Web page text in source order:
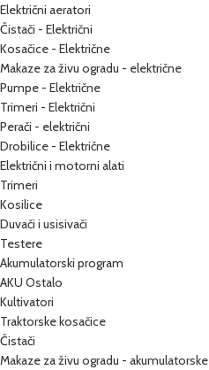
Električni aeratori
Čistači - Električni
Kosačice - Električne
Makaze za živu ogradu - električne
Pumpe - Električne
Trimeri - Električni
Perači - električni
Drobilice - Električne
Električni i motorni alati
Trimeri
Kosilice
Duvači i usisivači
Testere
Akumulatorski program
AKU Ostalo
Kultivatori
Traktorske kosačice
Čistači
Makaze za živu ogradu - akumulatorske